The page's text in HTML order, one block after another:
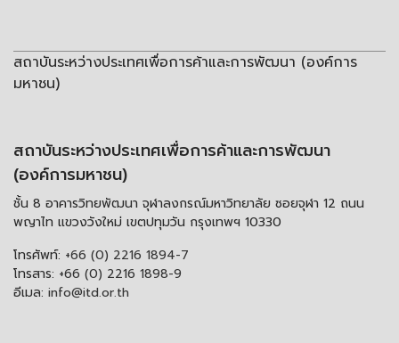
สถาบันระหว่างประเทศเพื่อการค้าและการพัฒนา (องค์การ
มหาชน)
สถาบันระหว่างประเทศเพื่อการค้าและการพัฒนา
(องค์การมหาชน)
ชั้น 8 อาคารวิทยพัฒนา จุฬาลงกรณ์มหาวิทยาลัย ซอยจุฬา 12 ถนน
พญาไท แขวงวังใหม่ เขตปทุมวัน กรุงเทพฯ 10330
โทรศัพท์: +66 (0) 2216 1894-7
โทรสาร: +66 (0) 2216 1898-9
อีเมล: info@itd.or.th